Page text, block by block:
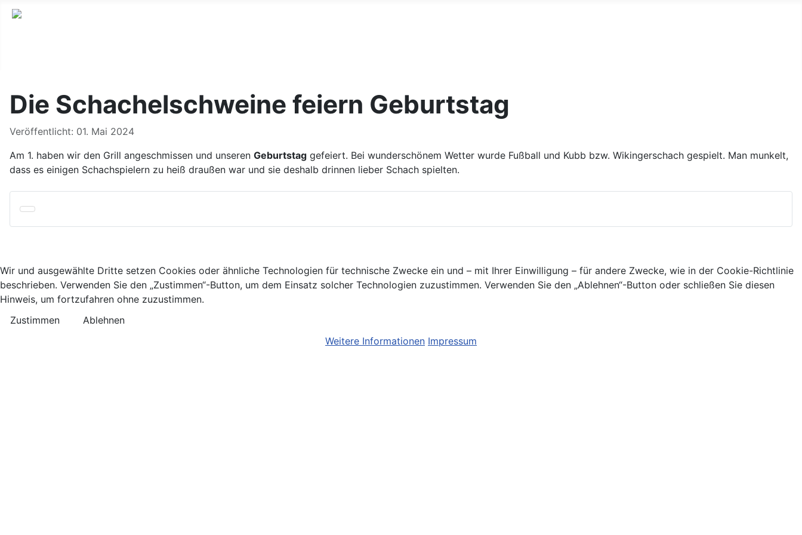
Die Schachelschweine feiern Geburtstag
Details
Veröffentlicht: 01. Mai 2024
Am 1. haben wir den Grill angeschmissen und unseren Geburtstag gefeiert. Bei wunderschönem Wetter wurde Fußball und Kubb bzw. Wikingerschach gespielt. Man munkelt,
dass es einigen Schachspielern zu heiß draußen war und sie deshalb drinnen lieber Schach spielten.
Wir und ausgewählte Dritte setzen Cookies oder ähnliche Technologien für technische Zwecke ein und – mit Ihrer Einwilligung – für andere Zwecke, wie in der Cookie-Richtlinie
beschrieben. Verwenden Sie den „Zustimmen“-Button, um dem Einsatz solcher Technologien zuzustimmen. Verwenden Sie den „Ablehnen“-Button oder schließen Sie diesen
Hinweis, um fortzufahren ohne zuzustimmen.
Zustimmen
Ablehnen
Weitere Informationen Impressum